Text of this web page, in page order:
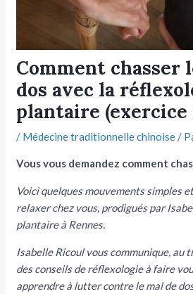
Comment chasser
dos avec la
plantaire (exercice
/ Médecine traditionnelle chinoise/
Vous vous demandez comment
Voici quelques mouvements simples
relaxer chez vous, prodigués par
plantaire à Rennes.
Isabelle Ricoul vous communique, au
des conseils de réflexologie à faire
apprendre à lutter contre le mal de